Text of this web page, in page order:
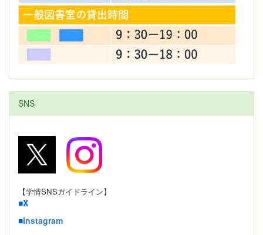
SNS
【学情SNSガイドライン】
■X
■Instagram